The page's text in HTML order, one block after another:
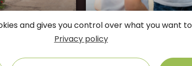
and gives you control over what you want
Privacy policy